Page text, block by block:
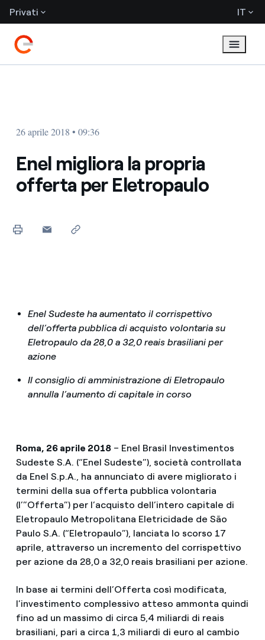
Privati IT
26 aprile 2018 • 09:36
Enel migliora la propria
offerta per Eletropaulo
Enel Sudeste ha aumentato il corrispettivo
dell’offerta pubblica di acquisto volontaria su
Eletropaulo da 28,0 a 32,0 reais brasiliani per
azione
Il consiglio di amministrazione di Eletropaulo
annulla l’aumento di capitale in corso
Roma, 26 aprile 2018– Enel Brasil Investimentos
Sudeste S.A. (“Enel Sudeste”), società controllata
da Enel S.p.A., ha annunciato di avere migliorato i
termini della sua offerta pubblica volontaria
(l’”Offerta”) per l’acquisto dell’intero capitale di
Eletropaulo Metropolitana Eletricidade de São
Paulo S.A. (“Eletropaulo”), lanciata lo scorso 17
aprile, attraverso un incremento del corrispettivo
per azione da 28,0 a 32,0 reais brasiliani per azione.
In base ai termini dell’Offerta così modificata,
l’investimento complessivo atteso ammonta quindi
fino ad un massimo di circa 5,4 miliardi di reais
brasiliani, pari a circa 1,3 miliardi di euro al cambio